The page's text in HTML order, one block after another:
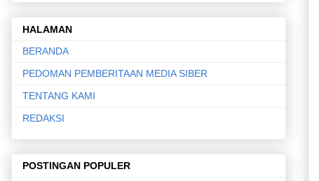
HALAMAN
BERANDA
PEDOMAN PEMBERITAAN MEDIA SIBER
TENTANG KAMI
REDAKSI
POSTINGAN POPULER